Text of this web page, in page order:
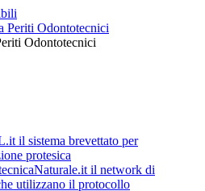
Odontotecnici
il sistema brevettato per
protesica